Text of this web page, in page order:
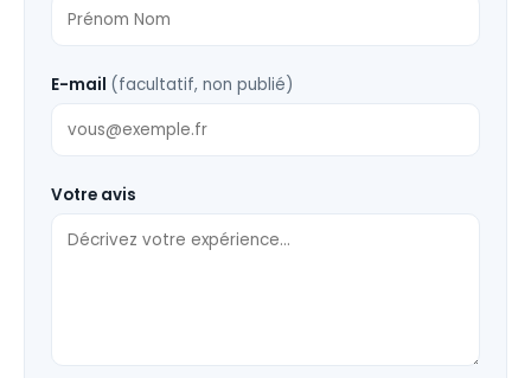
E-mail (facultatif, non publié)
Votre avis